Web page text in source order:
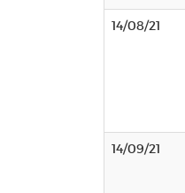
14/08/21
14/09/21